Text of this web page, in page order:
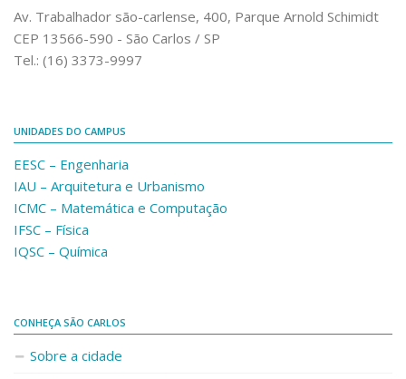
Comunicação e Informática
Programas e Ações
Terceira Idade
Pequeno Cidadão
Campus Universitário
Ensino e Pesquisa
Sobre o Campus
Dirigentes
Notícias e Eventos
Av. Trabalhador são-carlense, 400, Parque Arnold Schimidt
CEP 13566-590 - São Carlos / SP
Tel.: (16) 3373-9997
UNIDADES DO CAMPUS
EESC – Engenharia
IAU – Arquitetura e Urbanismo
ICMC – Matemática e Computação
IFSC – Física
IQSC – Química
CONHEÇA SÃO CARLOS
Sobre a cidade